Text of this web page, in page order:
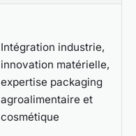
Intégration industrie,
innovation matérielle,
expertise packaging
agroalimentaire et
cosmétique